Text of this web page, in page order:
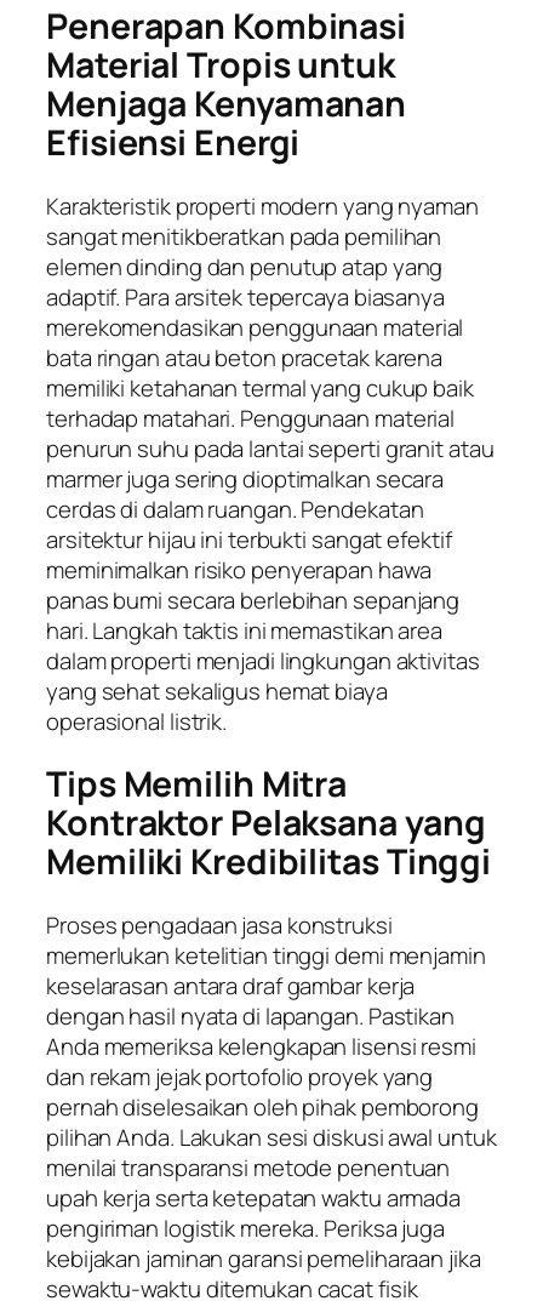
Penerapan Kombinasi
Material Tropis untuk
Menjaga Kenyamanan
Efisiensi Energi
Karakteristik properti modern yang nyaman
sangat menitikberatkan pada pemilihan
elemen dinding dan penutup atap yang
adaptif. Para arsitek tepercaya biasanya
merekomendasikan penggunaan material
bata ringan atau beton pracetak karena
memiliki ketahanan termal yang cukup baik
terhadap matahari. Penggunaan material
penurun suhu pada lantai seperti granit atau
marmer juga sering dioptimalkan secara
cerdas di dalam ruangan. Pendekatan
arsitektur hijau ini terbukti sangat efektif
meminimalkan risiko penyerapan hawa
panas bumi secara berlebihan sepanjang
hari. Langkah taktis ini memastikan area
dalam properti menjadi lingkungan aktivitas
yang sehat sekaligus hemat biaya
operasional listrik.
Tips Memilih Mitra
Kontraktor Pelaksana yang
Memiliki Kredibilitas Tinggi
Proses pengadaan jasa konstruksi
memerlukan ketelitian tinggi demi menjamin
keselarasan antara draf gambar kerja
dengan hasil nyata di lapangan. Pastikan
Anda memeriksa kelengkapan lisensi resmi
dan rekam jejak portofolio proyek yang
pernah diselesaikan oleh pihak pemborong
pilihan Anda. Lakukan sesi diskusi awal untuk
menilai transparansi metode penentuan
upah kerja serta ketepatan waktu armada
pengiriman logistik mereka. Periksa juga
kebijakan jaminan garansi pemeliharaan jika
sewaktu-waktu ditemukan cacat fisik